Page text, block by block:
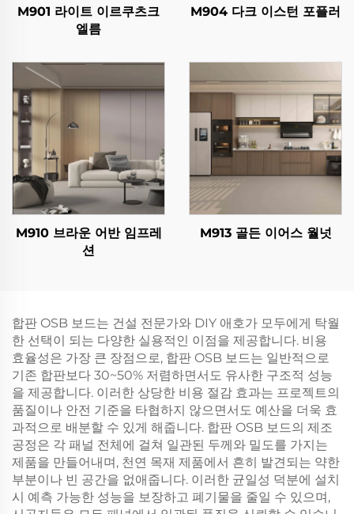
M901 라이트 이르쿠츠크
엘름
M904 다크 이스턴 포플러
M910 브라운 어반 임프레
션
M913 골든 이어스 월넛
합판 OSB 보드는 건설 전문가와 DIY 애호가 모두에게 탁월
한 선택이 되는 다양한 실용적인 이점을 제공합니다. 비용
효율성은 가장 큰 장점으로, 합판 OSB 보드는 일반적으로
기존 합판보다 30~50% 저렴하면서도 유사한 구조적 성능
을 제공합니다. 이러한 상당한 비용 절감 효과는 프로젝트의
품질이나 안전 기준을 타협하지 않으면서도 예산을 더욱 효
과적으로 배분할 수 있게 해줍니다. 합판 OSB 보드의 제조
공정은 각 패널 전체에 걸쳐 일관된 두께와 밀도를 가지는
제품을 만들어내며, 천연 목재 제품에서 흔히 발견되는 약한
부분이나 빈 공간을 없애줍니다. 이러한 균일성 덕분에 설치
시 예측 가능한 성능을 보장하고 폐기물을 줄일 수 있으며,